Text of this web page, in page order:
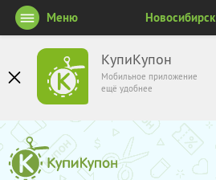
КупиКупон
Мобильное приложение
ещё удобнее
Меню Новосибирск